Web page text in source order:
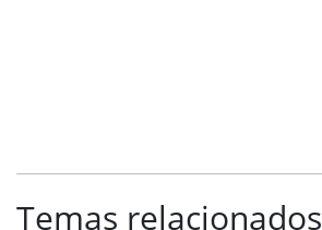
Temas relacionados